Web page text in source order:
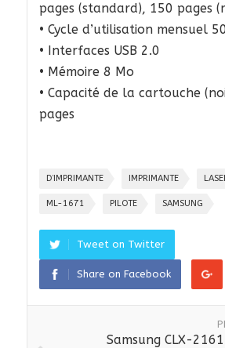
pages (standard), 150 pages
• Cycle d’utilisation mensuel
• Interfaces USB 2.0
• Mémoire 8 Mo
• Capacité de la cartouche
pages
D’IMPRIMANTE IMPRIMANTE
ML-1671 PILOTE SAMSUNG
Tweet on Twitter
Share on Facebook
Samsung CLX-